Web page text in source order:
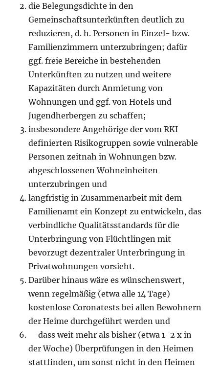
die Belegungsdichte in den
Gemeinschaftsunterkünften deutlich zu
reduzieren, d. h. Personen in Einzel- bzw.
Familienzimmern unterzubringen; dafür
ggf. freie Bereiche in bestehenden
Unterkünften zu nutzen und weitere
Kapazitäten durch Anmietung von
Wohnungen und ggf. von Hotels und
Jugendherbergen zu schaffen;
insbesondere Angehörige der vom RKI
definierten Risikogruppen sowie vulnerable
Personen zeitnah in Wohnungen bzw.
abgeschlossenen Wohneinheiten
unterzubringen und
langfristig in Zusammenarbeit mit dem
Familienamt ein Konzept zu entwickeln, das
verbindliche Qualitätsstandards für die
Unterbringung von Flüchtlingen mit
bevorzugt dezentraler Unterbringung in
Privatwohnungen vorsieht.
Darüber hinaus wäre es wünschenswert,
wenn regelmäßig (etwa alle 14 Tage)
kostenlose Coronatests bei allen Bewohnern
der Heime durchgeführt werden und
dass weit mehr als bisher (etwa 1-2 x in
der Woche) Überprüfungen in den Heimen
stattfinden, um sonst nicht in den Heimen